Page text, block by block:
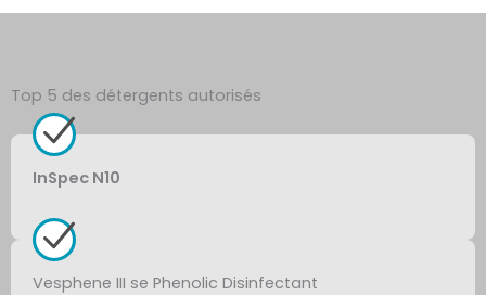
Top 5 des détergents autorisés
InSpec N10
Vesphene III se Phenolic Disinfectant